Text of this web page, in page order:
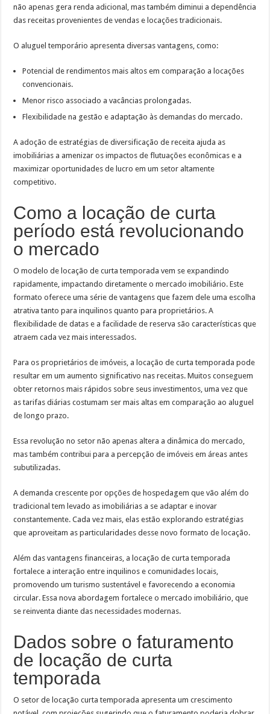
não apenas gera renda adicional, mas também diminui a dependência
das receitas provenientes de vendas e locações tradicionais.
O aluguel temporário apresenta diversas vantagens, como:
Potencial de rendimentos mais altos em comparação a locações
convencionais.
Menor risco associado a vacâncias prolongadas.
Flexibilidade na gestão e adaptação às demandas do mercado.
A adoção de estratégias de diversificação de receita ajuda as
imobiliárias a amenizar os impactos de flutuações econômicas e a
maximizar oportunidades de lucro em um setor altamente
competitivo.
Como a locação de curta
período está revolucionando
o mercado
O modelo de locação de curta temporada vem se expandindo
rapidamente, impactando diretamente o mercado imobiliário. Este
formato oferece uma série de vantagens que fazem dele uma escolha
atrativa tanto para inquilinos quanto para proprietários. A
flexibilidade de datas e a facilidade de reserva são características que
atraem cada vez mais interessados.
Para os proprietários de imóveis, a locação de curta temporada pode
resultar em um aumento significativo nas receitas. Muitos conseguem
obter retornos mais rápidos sobre seus investimentos, uma vez que
as tarifas diárias costumam ser mais altas em comparação ao aluguel
de longo prazo.
Essa revolução no setor não apenas altera a dinâmica do mercado,
mas também contribui para a percepção de imóveis em áreas antes
subutilizadas.
A demanda crescente por opções de hospedagem que vão além do
tradicional tem levado as imobiliárias a se adaptar e inovar
constantemente. Cada vez mais, elas estão explorando estratégias
que aproveitam as particularidades desse novo formato de locação.
Além das vantagens financeiras, a locação de curta temporada
fortalece a interação entre inquilinos e comunidades locais,
promovendo um turismo sustentável e favorecendo a economia
circular. Essa nova abordagem fortalece o mercado imobiliário, que
se reinventa diante das necessidades modernas.
Dados sobre o faturamento
de locação de curta
temporada
O setor de locação curta temporada apresenta um crescimento